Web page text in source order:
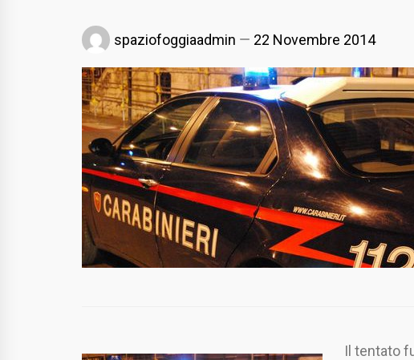
spaziofoggiaadmin 22 Novembre 2014
Il tentato